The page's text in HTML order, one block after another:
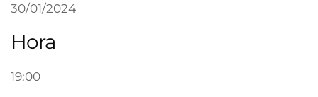
30/01/2024
Hora
19:00